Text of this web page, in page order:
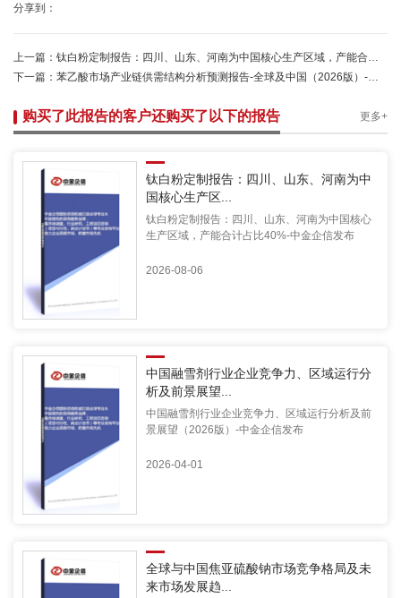
分享到：
上一篇： 钛白粉定制报告：四川、山东、河南为中国核心生产区域，产能合计占比40%-中金企信发布
下一篇： 苯乙酸市场产业链供需结构分析预测报告-全球及中国（2026版）-中金企信发布
购买了此报告的客户还购买了以下的报告 更多+
钛白粉定制报告：四川、山东、河南为中
国核心生产区...
钛白粉定制报告：四川、山东、河南为中国核心
生产区域，产能合计占比40%-中金企信发布
2026-08-06
中国融雪剂行业企业竞争力、区域运行分
析及前景展望...
中国融雪剂行业企业竞争力、区域运行分析及前
景展望（2026版）-中金企信发布
2026-04-01
全球与中国焦亚硫酸钠市场竞争格局及未
来市场发展趋...